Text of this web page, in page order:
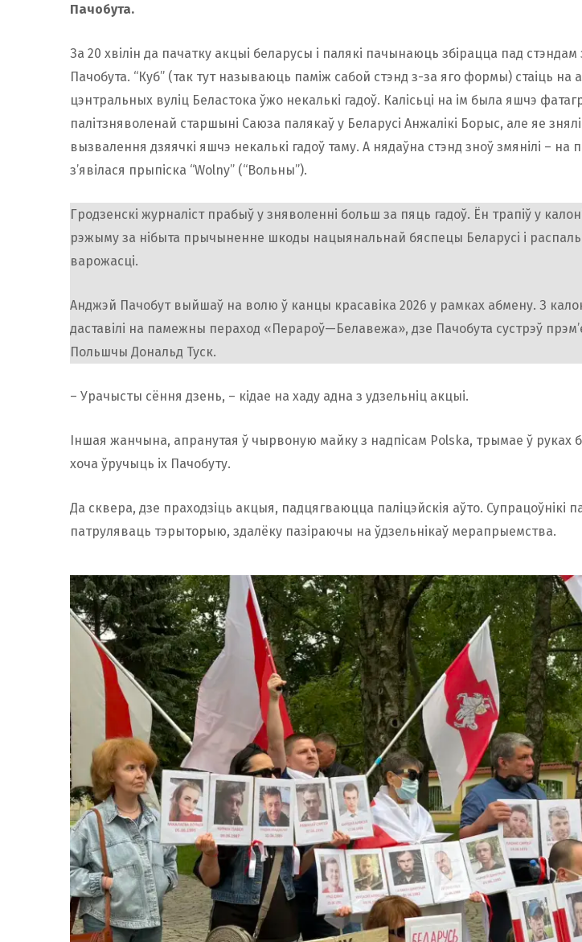
Пачобута.
За 20 хвілін да пачатку акцыі беларусы і палякі пачынаюць збірацца пад
Пачобута. “Куб” (так тут называюць паміж сабой стэнд з-за яго формы) стаіць на
цэнтральных вуліц Беластока ўжо некалькі гадоў. Калісьці на ім была яшчэ
палітзняволенай старшыні Саюза палякаў у Беларусі Анжалікі Борыс, але яе
вызвалення дзяячкі яшчэ некалькі гадоў таму. А нядаўна стэнд зноў змянілі – на
з’явілася прыпіска “Wolny” (“Вольны”).
Гродзенскі журналіст прабыў у зняволенні больш за пяць гадоў. Ён трапіў у
рэжыму за нібыта прычыненне шкоды нацыянальнай бяспецы Беларусі і
варожасці.
Анджэй Пачобут выйшаў на волю ў канцы красавіка 2026 у рамках абмену. З
даставілі на памежны пераход «Перароў—Белавежа», дзе Пачобута сустрэў
Польшчы Дональд Туск.
– Урачысты сёння дзень, – кідае на хаду адна з удзельніц акцыі.
Іншая жанчына, апранутая ў чырвоную майку з надпісам Polska, трымае ў руках
хоча ўручыць іх Пачобуту.
Да сквера, дзе праходзіць акцыя, падцягваюцца паліцэйскія аўто. Супрацоўнікі
патруляваць тэрыторыю, здалёку пазіраючы на ​​ўдзельнікаў мерапрыемства.